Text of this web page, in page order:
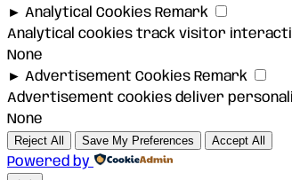
► Analytical Cookies Remark
Analytical cookies track visitor
None
► Advertisement Cookies Remark
Advertisement cookies deliver
None
Reject All Save My Preferences Accept All
Powered by